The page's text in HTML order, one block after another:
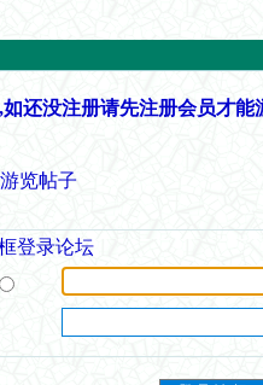
还没注册请先注册会员才能
览帖子
登录论坛